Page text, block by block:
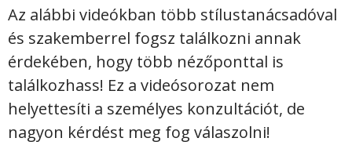
Az alábbi videókban több stílustanácsadóval
és szakemberrel fogsz találkozni annak
érdekében, hogy több nézőponttal is
találkozhass! Ez a videósorozat nem
helyettesíti a személyes konzultációt, de
nagyon kérdést meg fog válaszolni!